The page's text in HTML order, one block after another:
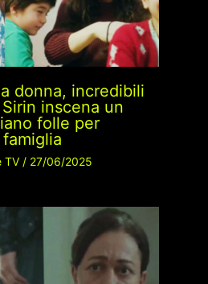
donna, incredibili
inscena un
folle per
TV/ 27/06/2025